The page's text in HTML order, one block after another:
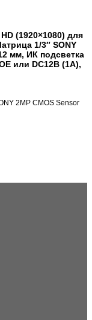
(1920×1080) для
1/3″ SONY
мм, ИК подсветка
или DC12В (1А),
2MP CMOS Sensor